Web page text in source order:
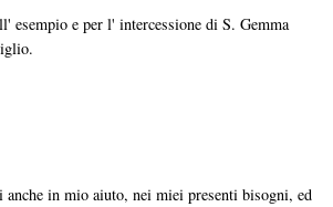
esempio e per l' intercessione di S. Gemma
in mio aiuto, nei miei presenti bisogni, ed